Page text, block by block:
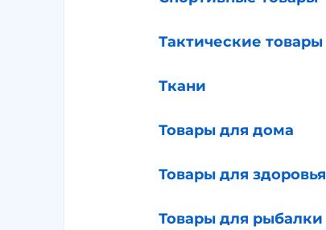
Тактические товары
Ткани
Товары для дома
Товары для здоровья
Товары для рыбалки